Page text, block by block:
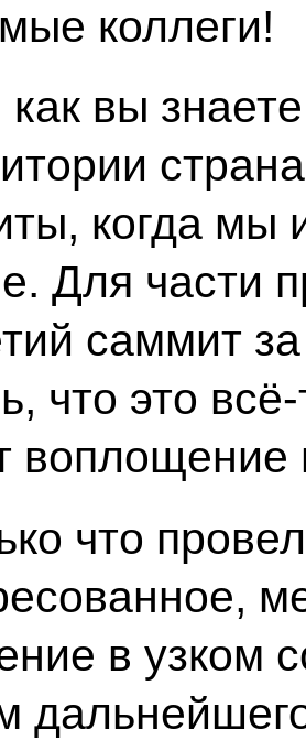
коллеги!
как вы
когда мы
Для части
саммит
что это
что
в узком